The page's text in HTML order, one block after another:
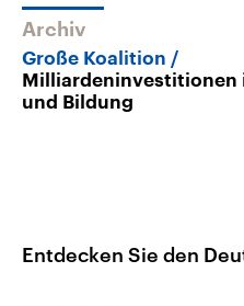
Archiv
Große Koalition
Milliardeninvestitionen
und Bildung
Entdecken Sie den